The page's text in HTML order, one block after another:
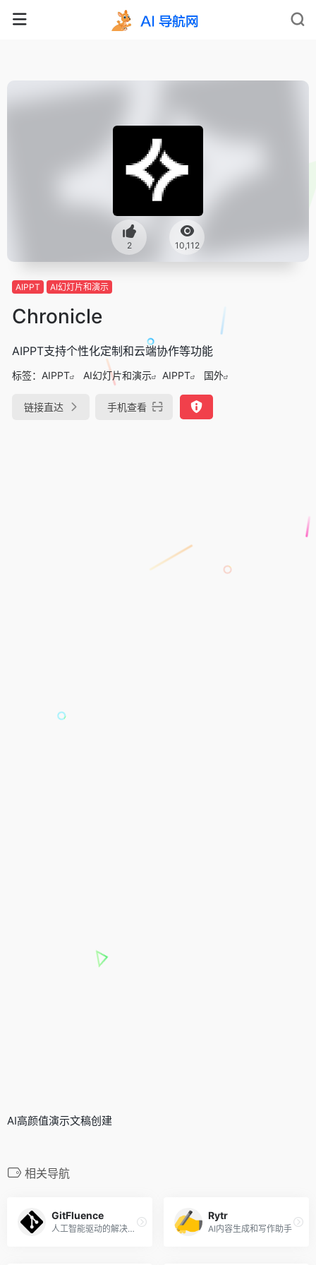
2 10,112
AIPPT AI幻灯片和演示
Chronicle
AIPPT支持个性化定制和云端协作等功能
标签： AIPPT AI幻灯片和演示 AIPPT 国外
链接直达 手机查看
AI高颜值演示文稿创建
相关导航
GitFluence
人工智能驱动的解决方案，帮助您快速找到正确的命令。
Rytr
AI内容生成和写作助手